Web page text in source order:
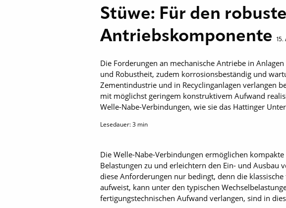
Stüwe: Für den
Antriebskomponente
15.
Die Forderungen an mechanische Antriebe in
und Robustheit, zudem korrosionsbeständig und
Zementindustrie und in Recyclinganlagen verlangen
mit möglichst geringem konstruktivem Aufwand
Welle-Nabe-Verbindungen, wie sie das Hattinger
Lesedauer:3 min
Die Welle-Nabe-Verbindungen ermöglichen
Belastungen zu und erleichtern den Ein- und
diese Anforderungen nur bedingt, denn die
aufweist, kann unter den typischen
fertigungstechnischen Aufwand verlangen, sind in